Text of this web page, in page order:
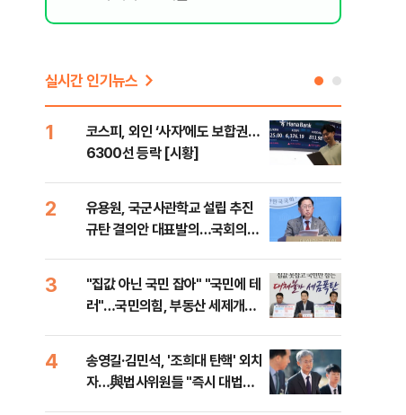
실시간 인기뉴스
1
코스피, 외인 ‘사자’에도 보합권…
6300선 등락 [시황]
2
유용원, 국군사관학교 설립 추진
규탄 결의안 대표발의…국회의원
3
"집값 아닌 국민 잡아" "국민에 테
러"…국민의힘, 부동산 세제개편
4
송영길·김민석, '조희대 탄핵' 외치
자…與법사위원들 "즉시 대법관